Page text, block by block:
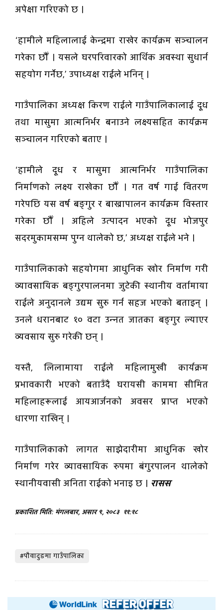
अपेक्षा गरिएको छ ।
‘हामीले महिलालाई केन्द्रमा राखेर कार्यक्रम सञ्चालन
गरेका छौँ । यसले घरपरिवारको आर्थिक अवस्था सुधार्न
सहयोग गर्नेछ,’ उपाध्यक्ष राईले भनिन् ।
गाउँपालिका अध्यक्ष किरण राईले गाउँपालिकालाई दूध
तथा मासुमा आत्मनिर्भर बनाउने लक्ष्यसहित कार्यक्रम
सञ्चालन गरिएको बताए ।
‘हामीले दूध र मासुमा आत्मनिर्भर गाउँपालिका
निर्माणको लक्ष्य राखेका छौँ । गत वर्ष गाई वितरण
गरेपछि यस वर्ष बङ्गुर र बाख्रापालन कार्यक्रम विस्तार
गरेका छौँ । अहिले उत्पादन भएको दूध भोजपुर
सदरमुकामसम्म पुग्न थालेको छ,’ अध्यक्ष राईले भने ।
गाउँपालिकाको सहयोगमा आधुनिक खोर निर्माण गरी
व्यावसायिक बङ्गुरपालनमा जुटेकी स्थानीय वर्तामाया
राईले अनुदानले उद्यम सुरु गर्न सहज भएको बताइन् ।
उनले धरानबाट १० वटा उन्नत जातका बङ्गुर ल्याएर
व्यवसाय सुरु गरेकी छन् ।
यस्तै, लिलामाया राईले महिलामुखी कार्यक्रम
प्रभावकारी भएको बताउँदै घरायसी काममा सीमित
महिलाहरूलाई आयआर्जनको अवसर प्राप्त भएको
धारणा राखिन् ।
गाउँपालिकाको लागत साझेदारीमा आधुनिक खोर
निर्माण गरेर व्यावसायिक रुपमा बंगुरपालन थालेको
स्थानीयवासी अनिता राईको भनाइ छ । रासस
प्रकाशित मिति: मंगलबार, असार ९, २०८३ ११:१८
#पौवादुङमा गाउँपालिका